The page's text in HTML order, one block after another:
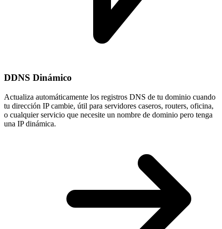
DDNS Dinámico
Actualiza automáticamente los registros DNS de tu dominio cuando
tu dirección IP cambie, útil para servidores caseros, routers, oficina,
o cualquier servicio que necesite un nombre de dominio pero tenga
una IP dinámica.